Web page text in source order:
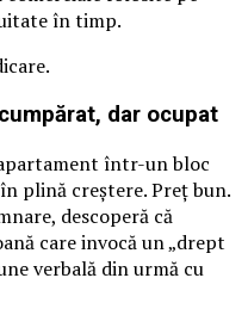
în timp.
dar ocupat
într-un bloc
plină creștere. Preț bun.
descoperă că
care invocă un „drept
verbală din urmă cu